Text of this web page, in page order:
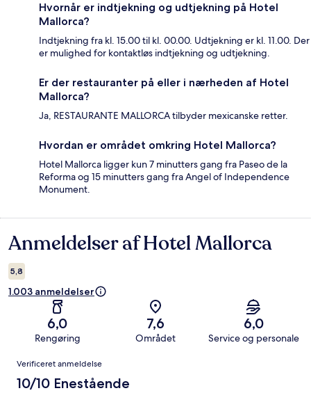
Hvornår er indtjekning og udtjekning på Hotel
Mallorca?
Indtjekning fra kl. 15.00 til kl. 00.00. Udtjekning er kl. 11.00. Der
er mulighed for kontaktløs indtjekning og udtjekning.
Er der restauranter på eller i nærheden af Hotel
Mallorca?
Ja, RESTAURANTE MALLORCA tilbyder mexicanske retter.
Hvordan er området omkring Hotel Mallorca?
Hotel Mallorca ligger kun 7 minutters gang fra Paseo de la
Reforma og 15 minutters gang fra Angel of Independence
Monument.
Anmeldelser
Anmeldelser af Hotel Mallorca
5,8
1.003 anmeldelser
6,0
Rengøring
7,6
Området
6,0
Service og personale
Anmeldelser
Verificeret anmeldelse
10/10 Enestående